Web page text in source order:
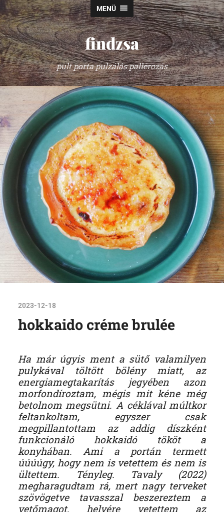
MENÜ
findzsa
pult porta pulzálás pallérozás
2023-12-18
hokkaido créme brulée
Ha már úgyis ment a sütő valamilyen
pulykával töltött bölény miatt, az
energiamegtakarítás jegyében azon
morfondíroztam, mégis mit kéne még
betolnom megsütni. A céklával múltkor
feltankoltam, egyszer csak
megpillantottam az addig díszként
funkcionáló hokkaidó tököt a
konyhában. Ami a portán termett
úúúúgy, hogy nem is vetettem és nem is
ültettem. Tényleg. Tavaly (2022)
megharagudtam rá, mert nagy terveket
szövögetve tavasszal beszereztem a
vetőmagot, helyére vetettem az